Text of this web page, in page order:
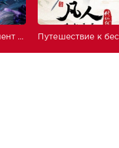
Боевой континент 2: Непревзойдённый клан Тан